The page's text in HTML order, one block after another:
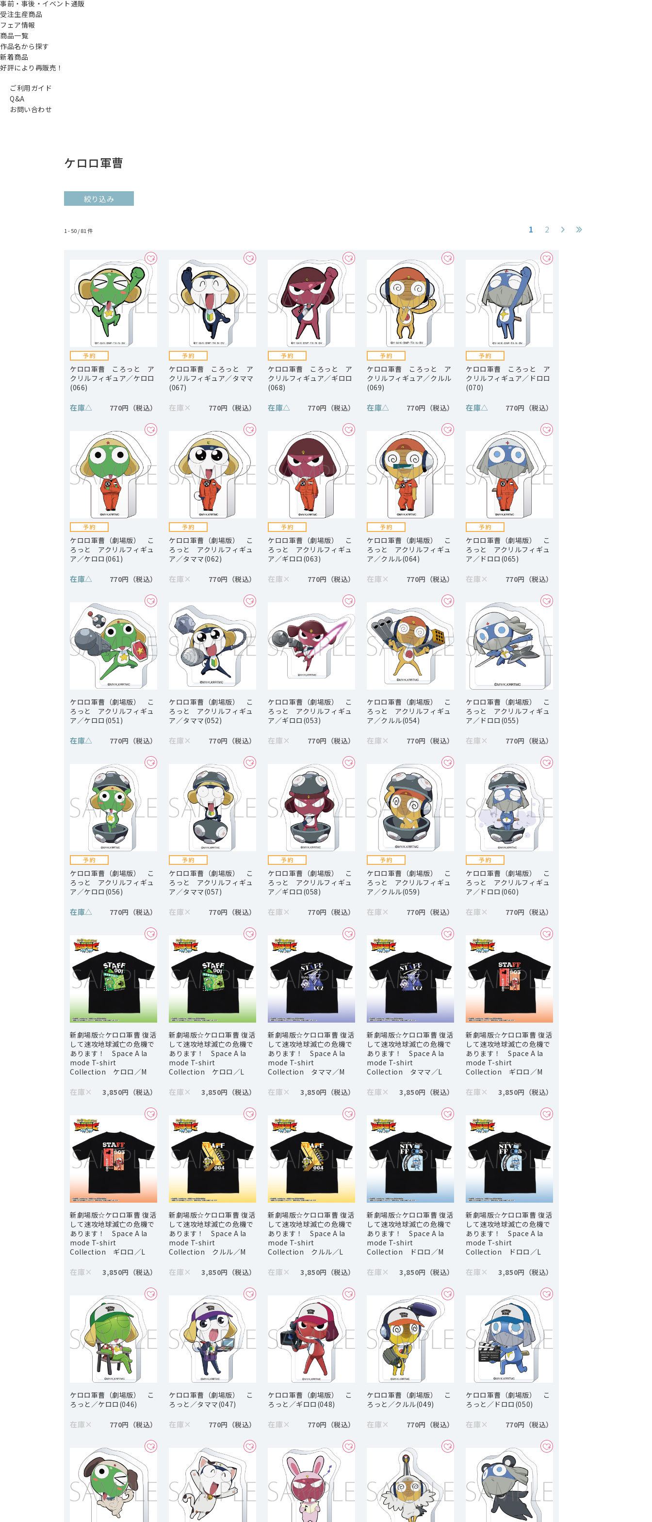
事前・事後・イベント通販
受注生産商品
フェア情報
商品一覧
作品名から探す
新着商品
好評により再販売！
ご利用ガイド
Q&A
お問い合わせ
ケロロ軍曹
絞り込み
1 - 50 /81 件 1 2
ケロロ軍曹 ころっと ア
クリルフィギュア／ケロロ
(066)
在庫△ 770円
ケロロ軍曹 ころっと ア
クリルフィギュア／タママ
(067)
在庫× 770円
ケロロ軍曹 ころっと ア
クリルフィギュア／ギロロ
(068)
在庫△ 770円
ケロロ軍曹 ころっと ア
クリルフィギュア／クルル
(069)
在庫△ 770円
ケロロ軍曹 ころっと ア
クリルフィギュア／ドロロ
(070)
在庫△ 770円
ケロロ軍曹（劇場版） こ
ろっと アクリルフィギュ
ア／ケロロ(061)
在庫△ 770円
ケロロ軍曹（劇場版） こ
ろっと アクリルフィギュ
ア／タママ(062)
在庫× 770円
ケロロ軍曹（劇場版） こ
ろっと アクリルフィギュ
ア／ギロロ(063)
在庫× 770円
ケロロ軍曹（劇場版） こ
ろっと アクリルフィギュ
ア／クルル(064)
在庫× 770円
ケロロ軍曹（劇場版） こ
ろっと アクリルフィギュ
ア／ドロロ(065)
在庫× 770円
ケロロ軍曹（劇場版） こ
ろっと アクリルフィギュ
ア／ケロロ(051)
在庫△ 770円
ケロロ軍曹（劇場版） こ
ろっと アクリルフィギュ
ア／タママ(052)
在庫× 770円
ケロロ軍曹（劇場版） こ
ろっと アクリルフィギュ
ア／ギロロ(053)
在庫× 770円
ケロロ軍曹（劇場版） こ
ろっと アクリルフィギュ
ア／クルル(054)
在庫× 770円
ケロロ軍曹（劇場版） こ
ろっと アクリルフィギュ
ア／ドロロ(055)
在庫× 770円
ケロロ軍曹（劇場版） こ
ろっと アクリルフィギュ
ア／ケロロ(056)
在庫△ 770円
ケロロ軍曹（劇場版） こ
ろっと アクリルフィギュ
ア／タママ(057)
在庫× 770円
ケロロ軍曹（劇場版） こ
ろっと アクリルフィギュ
ア／ギロロ(058)
在庫× 770円
ケロロ軍曹（劇場版） こ
ろっと アクリルフィギュ
ア／クルル(059)
在庫× 770円
ケロロ軍曹（劇場版） こ
ろっと アクリルフィギュ
ア／ドロロ(060)
在庫× 770円
新劇場版☆ケロロ軍曹 復活
して速攻地球滅亡の危機で
あります！ Space A la
mode T-shirt
Collection ケロロ／M
在庫× 3,850円
新劇場版☆ケロロ軍曹 復活
して速攻地球滅亡の危機で
あります！ Space A la
mode T-shirt
Collection ケロロ／L
在庫× 3,850円
新劇場版☆ケロロ軍曹 復活
して速攻地球滅亡の危機で
あります！ Space A la
mode T-shirt
Collection タママ／M
在庫× 3,850円
新劇場版☆ケロロ軍曹 復活
して速攻地球滅亡の危機で
あります！ Space A la
mode T-shirt
Collection タママ／L
在庫× 3,850円
新劇場版☆ケロロ軍曹 復活
して速攻地球滅亡の危機で
あります！ Space A la
mode T-shirt
Collection ギロロ／M
在庫× 3,850円
新劇場版☆ケロロ軍曹 復活
して速攻地球滅亡の危機で
あります！ Space A la
mode T-shirt
Collection ギロロ／L
在庫× 3,850円
新劇場版☆ケロロ軍曹 復活
して速攻地球滅亡の危機で
あります！ Space A la
mode T-shirt
Collection クルル／M
在庫× 3,850円
新劇場版☆ケロロ軍曹 復活
して速攻地球滅亡の危機で
あります！ Space A la
mode T-shirt
Collection クルル／L
在庫× 3,850円
新劇場版☆ケロロ軍曹 復活
して速攻地球滅亡の危機で
あります！ Space A la
mode T-shirt
Collection ドロロ／M
在庫× 3,850円
新劇場版☆ケロロ軍曹 復活
して速攻地球滅亡の危機で
あります！ Space A la
mode T-shirt
Collection ドロロ／L
在庫× 3,850円
ケロロ軍曹（劇場版） こ
ろっと／ケロロ(046)
在庫× 770円
ケロロ軍曹（劇場版） こ
ろっと／タママ(047)
在庫× 770円
ケロロ軍曹（劇場版） こ
ろっと／ギロロ(048)
在庫× 770円
ケロロ軍曹（劇場版） こ
ろっと／クルル(049)
在庫× 770円
ケロロ軍曹（劇場版） こ
ろっと／ドロロ(050)
在庫× 770円